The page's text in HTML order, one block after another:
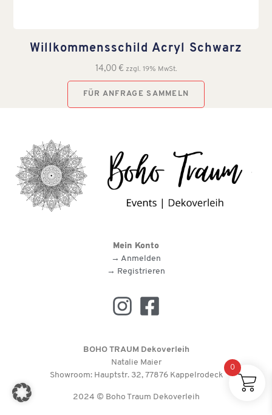
Willkommensschild Acryl Schwarz
14,00 € zzgl. 19% MwSt.
FÜR ANFRAGE SAMMELN
Mein Konto
→ Anmelden
→ Registrieren
BOHO TRAUM Dekoverleih
Natalie Maier
Showroom: Hauptstr. 32, 77876 Kappelrodeck
2024 © Boho Traum Dekoverleih
0